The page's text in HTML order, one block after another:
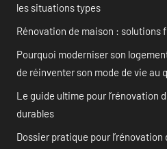
les situations types
Rénovation de maison : solutions
Pourquoi moderniser son
de réinventer son mode de vie au
Le guide ultime pour l’rénovation
durables
Dossier pratique pour